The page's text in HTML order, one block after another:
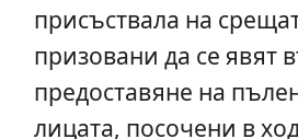
присъствала на
призовани да се явят
предоставяне на
лицата, посочени в